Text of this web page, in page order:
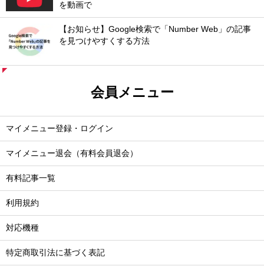
を動画で
【お知らせ】Google検索で「Number Web」の記事
を見つけやすくする方法
会員メニュー
マイメニュー登録・ログイン
マイメニュー退会（有料会員退会）
有料記事一覧
利用規約
対応機種
特定商取引法に基づく表記